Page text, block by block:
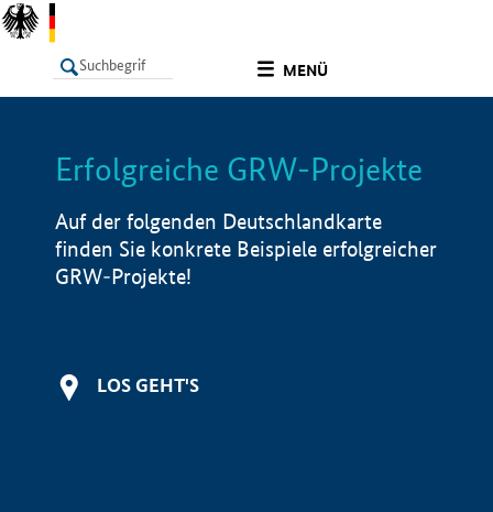
MENÜ
LISTE Info
Erfolgreiche GRW-Projekte
Auf der folgenden Deutschlandkarte
finden Sie konkrete Beispiele erfolgreicher
GRW-Projekte!
LOS GEHT'S